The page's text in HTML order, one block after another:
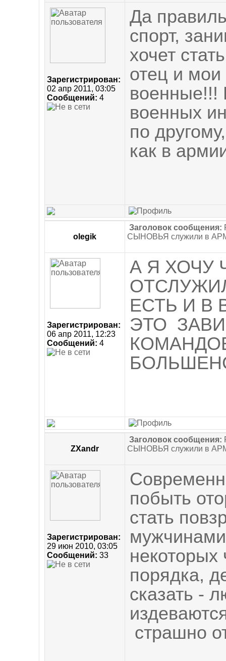
Зарегистрирован:
02 апр 2011, 03:05
Сообщений: 4
Да
спорт,
хочет
отец и мои
военные!!!
военных
по
как в
olegik
Заголовок сообщения:
СЫНОВЬЯ служили в
Зарегистрирован:
06 апр 2011, 12:23
Сообщений: 4
А Я ХОЧУ
ЕСТЬ И В
ЭТО
ZXandr
Заголовок сообщения:
СЫНОВЬЯ служили в
Зарегистрирован:
29 июн 2010, 03:05
Сообщений: 33
побыть
стать
некоторых
порядка,
сказать -
страшно